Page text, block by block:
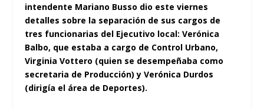
intendente Mariano Busso dio este viernes
detalles sobre la separación de sus cargos de
tres funcionarias del Ejecutivo local: Verónica
Balbo, que estaba a cargo de Control Urbano,
Virginia Vottero (quien se desempeñaba como
secretaria de Producción) y Verónica Durdos
(dirigía el área de Deportes).